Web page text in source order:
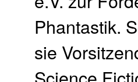
Phantastik.
sie